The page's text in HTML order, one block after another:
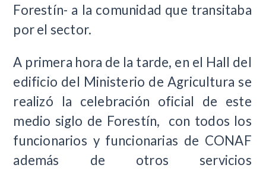
Forestín- a la comunidad que transitaba
por el sector.
A primera hora de la tarde, en el Hall del
edificio del Ministerio de Agricultura se
realizó la celebración oficial de este
medio siglo de Forestín, con todos los
funcionarios y funcionarias de CONAF
además de otros servicios